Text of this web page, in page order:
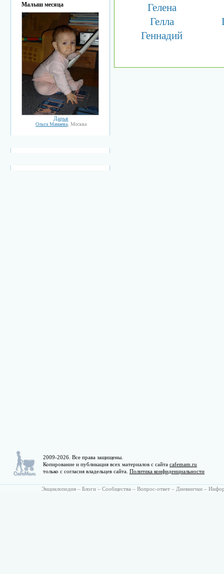
Малыш месяца
Дарья
Ольга Мамаева, Москва
Гелена
Гелла
Геннадий
2009-2026. Все права защищены.
Копирование и публикация всех материалов с сайта cafemam.ru
только с согласия владельцев сайта. Политика конфиденциальности
Энциклопедия – Блоги – Сообщества – Вопрос-ответ – Дневнички –